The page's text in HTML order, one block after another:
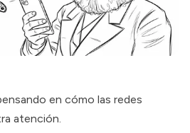
en cómo las redes
atención.